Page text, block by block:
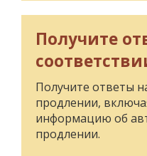
Получите
Получите ответы
продлении,
информацию об
продлении.